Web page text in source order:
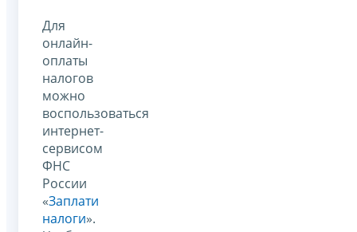
Для
онлайн-
оплаты
налогов
можно
воспользоваться
интернет-
сервисом
ФНС
России
«Заплати
налоги».